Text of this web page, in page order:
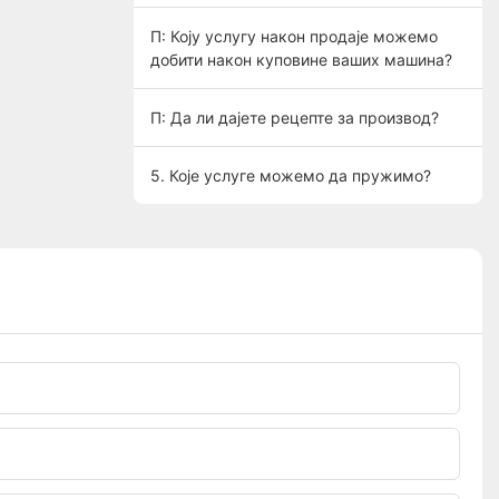
П: Коју услугу након продаје можемо
добити након куповине ваших машина?
П: Да ли дајете рецепте за производ?
5. Које услуге можемо да пружимо?